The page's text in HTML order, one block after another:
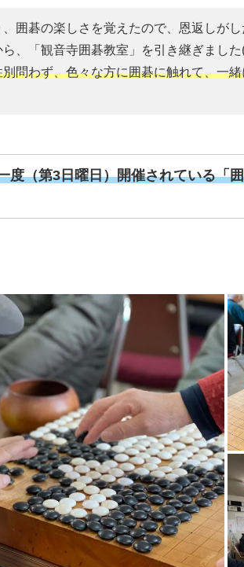
囲碁の楽しさを覚えたので、恩返しが
、「観音寺囲碁教室」を引き継ぎまし
問わず、色々な方に囲碁に触れて、一
度（第3日曜日）開催されている「